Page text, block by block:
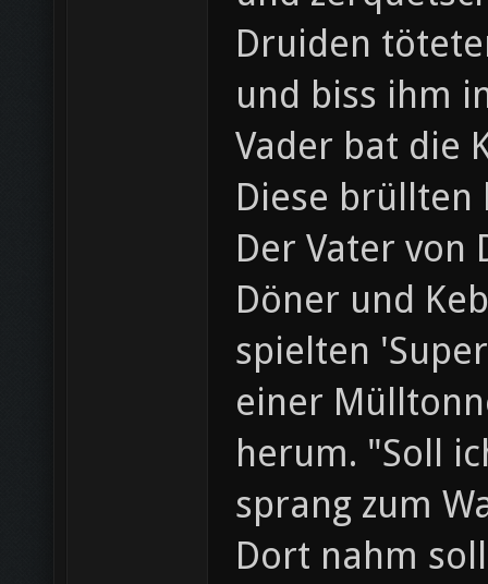
Druiden
und biss ihm
Vader bat die
Diese brüllten
Der Vater von
Döner und
spielten
einer
herum. "Soll
sprang zum
Dort nahm